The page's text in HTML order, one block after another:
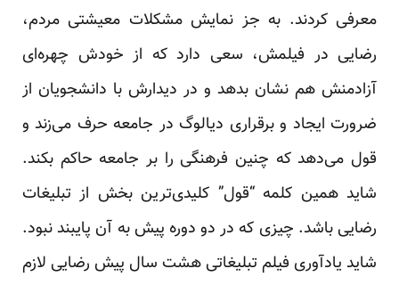
معرفی کردند. به جز نمایش مشکلات معیشتی مردم،
رضایی در فیلمش، سعی دارد که از خودش چهره‌ای
آزادمنش هم نشان بدهد و در دیدارش با دانشجویان از
ضرورت ایجاد و برقراری دیالوگ در جامعه حرف می‌زند و
قول می‌دهد که چنین فرهنگی را بر جامعه حاکم بکند.
شاید همین کلمه “قول” کلیدی‌‌‌‌‌‌‌‌‌‌‌‌‌‌‌‌‌‌‌ترین بخش از تبلیغات
رضایی باشد. چیزی که در دو دوره پیش به آن پایبند نبود.
شاید یادآوری فیلم تبلیغاتی هشت سال پیش رضایی لازم